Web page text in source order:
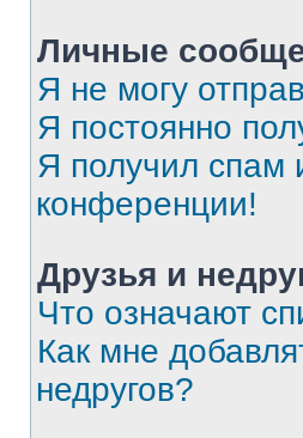
Личные
Я не могу
Я постоянно
Я получил спам
конференции!
Друзья и
Что означают
Как мне
недругов?